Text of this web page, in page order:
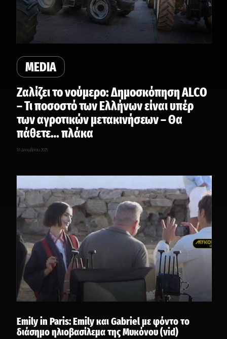
MEDIA
Ζαλίζει το νούμερο: Δημοσκόπηση ALCO
– Τι ποσοστό των Ελλήνων είναι υπέρ
των αγροτικών μετακινήσεων – Θα
πάθετε… πλάκα
16 Δεκεμβρίου, 2025
Emily in Paris: Emily και Gabriel με φόντο το
διάσημο ηλιοβασίλεμα της Μυκόνου (vid)